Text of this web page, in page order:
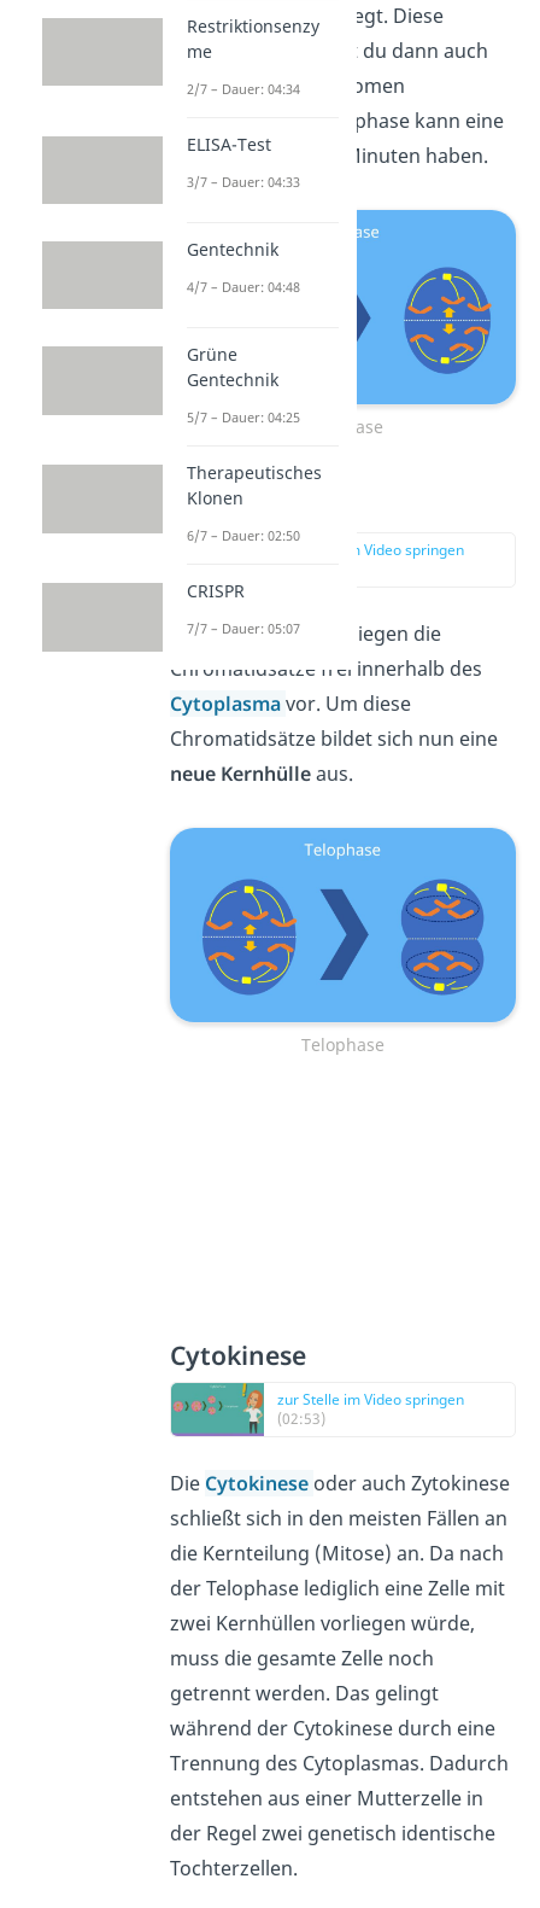
Chromatidsatz
vorliegt. Diese
Chromatiden kannst du dann auch
als Tochterchromosomen
bezeichnen. Die Anaphase kann eine
Dauer von 2 bis 20 Minuten haben.
Anaphase
Telophase
zur Stelle im Video springen
Nach der Anaphase liegen die
Chromatidsätze frei innerhalb des
Cytoplasmavor. Um diese
Chromatidsätze bildet sich nun eine
neue Kernhülleaus.
Telophase
Cytokinese
zur Stelle im Video springen
(02:53)
Die Cytokinese oder auch Zytokinese
schließt sich in den meisten Fällen an
die Kernteilung (Mitose) an. Da nach
der Telophase lediglich eine Zelle mit
zwei Kernhüllen vorliegen würde,
muss die gesamte Zelle noch
getrennt werden. Das gelingt
während der Cytokinese durch eine
Trennung des Cytoplasmas. Dadurch
entstehen aus einer Mutterzelle in
der Regel zwei genetisch identische
Tochterzellen.
Restriktionsenzy
me
2/7 – Dauer: 04:34
ELISA-Test
3/7 – Dauer: 04:33
Gentechnik
4/7 – Dauer: 04:48
Grüne
Gentechnik
5/7 – Dauer: 04:25
Therapeutisches
Klonen
6/7 – Dauer: 02:50
CRISPR
7/7 – Dauer: 05:07